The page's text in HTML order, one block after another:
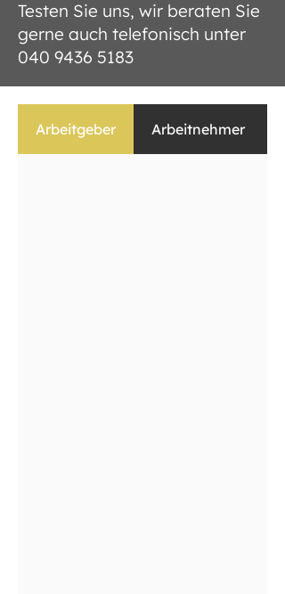
Testen Sie uns, wir beraten Sie
gerne auch telefonisch unter
040 9436 5183
Arbeitgeber Arbeitnehmer